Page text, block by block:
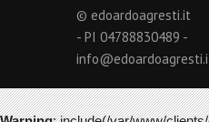
© edoardoagresti.it
- PI 04788830489 -